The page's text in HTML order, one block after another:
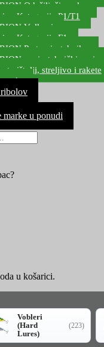
Odašiljači zvuka
Kategorija P1/T1
Vulkani
Kategorija F1
Party pirotehnika
nepirotehnički
pištolji, streljivo i rakete
ribolov
marke u ponudi
u košarici.
Vobleri
(Hard
Lures)
(223)